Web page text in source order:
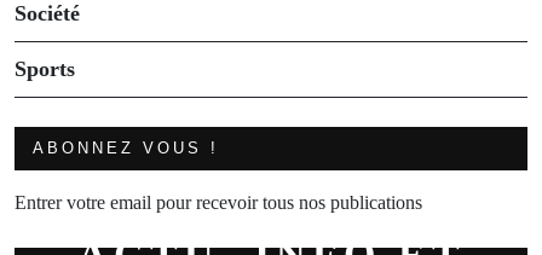
Société
Sports
ABONNEZ VOUS !
Entrer votre email pour recevoir tous nos publications